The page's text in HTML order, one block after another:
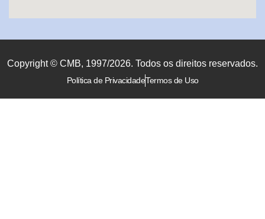
Copyright © CMB, 1997/2026. Todos os direitos reservados.
Política de PrivacidadeTermos de Uso